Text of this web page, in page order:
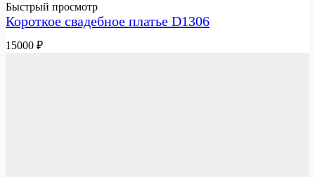
Быстрый просмотр
Короткое свадебное платье D1306
15000 ₽